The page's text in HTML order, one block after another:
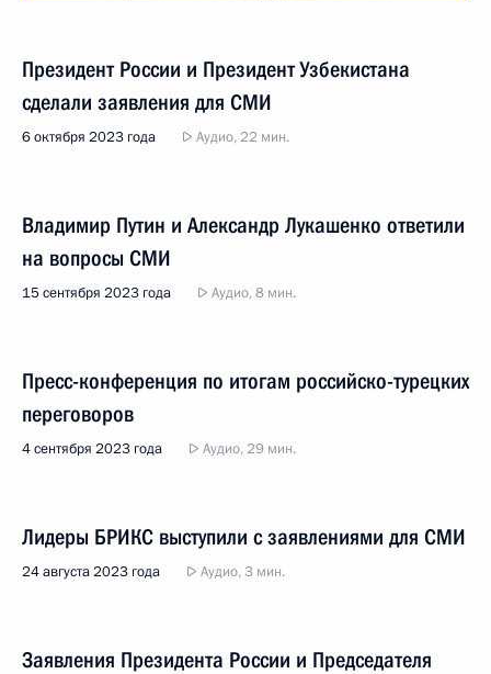
Президент России и Президент Узбекистана
сделали заявления для СМИ
6 октября 2023 года Аудио, 22 мин.
Владимир Путин и Александр Лукашенко ответили
на вопросы СМИ
15 сентября 2023 года Аудио, 8 мин.
Пресс-конференция по итогам российско-турецких
переговоров
4 сентября 2023 года Аудио, 29 мин.
Лидеры БРИКС выступили с заявлениями для СМИ
24 августа 2023 года Аудио, 3 мин.
Заявления Президента России и Председателя